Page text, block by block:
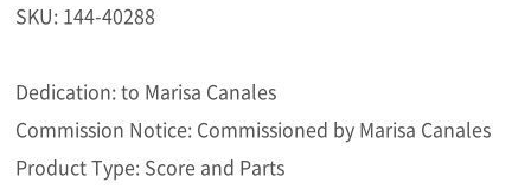
SKU: 144-40288
Dedication: to Marisa Canales
Commission Notice: Commissioned by Marisa Canales
Product Type: Score and Parts